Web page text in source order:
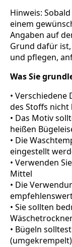
Hinweis:
einem
Angaben auf
Grund dafür
und pflegen,
Was Sie
•
des Stoffs
• Das Motiv
heißen
• Die
eingestellt
• Verwenden
Mittel
• Die
• Sie sollten
• Bügeln
(umgekrempelt)